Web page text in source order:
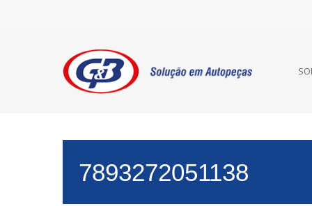
7893272051138